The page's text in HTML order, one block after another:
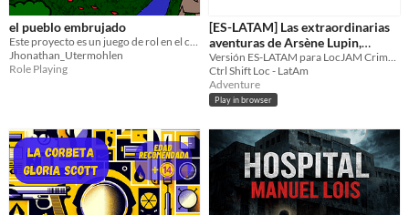
el pueblo embrujado
Este proyecto es un juego de rol en el cual representaremos a un detective con poderes
Jhonathan_Utermohlen
Role Playing
[ES-LATAM] Las extraordinarias
aventuras de Arsène Lupin,
caballero ladrón
Versión ES-LATAM para LocJAM Crime Story.
Ctrl Shift Loc - LatAm
Adventure
Play in browser